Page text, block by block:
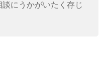
にうかがいたく存じ